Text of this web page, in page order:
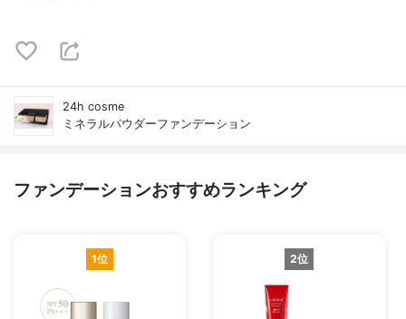
24h cosme
ミネラルパウダーファンデーション
ファンデーションおすすめランキング
1位 2位